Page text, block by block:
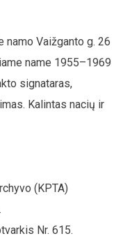
namo Vaižganto g. 26
name 1955–1969
signataras,
Kalintas nacių ir
(KPTA)
Nr. 615.